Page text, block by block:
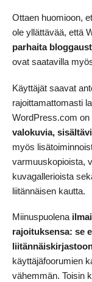
Ottaen huomioon,
ole yllättävää, että
parhaita
ovat saatavilla
Käyttäjät saavat
rajoittamattomasti
WordPress.com
valokuvia,
myös
varmuuskopioista,
kuvagallerioista
liitännäisen kautta.
Miinuspuolena
rajoituksensa: se
käyttäjäfoorumien
vähemmän. Toisin